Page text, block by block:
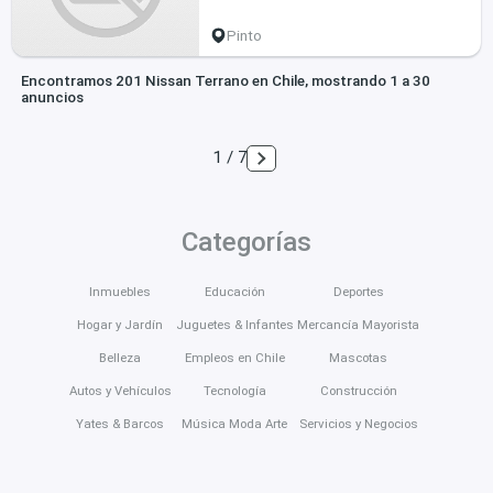
Pinto
Encontramos 201 Nissan Terrano en Chile, mostrando 1 a 30
anuncios
1 / 7
Categorías
Inmuebles
Hogar y Jardín
Belleza
Autos y Vehículos
Yates & Barcos
Educación
Juguetes & Infantes
Empleos en Chile
Tecnología
Música Moda Arte
Deportes
Mercancía Mayorista
Mascotas
Construcción
Servicios y Negocios